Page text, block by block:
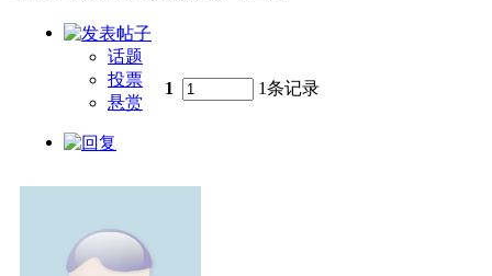
话题
投票
悬赏
1 1条记录